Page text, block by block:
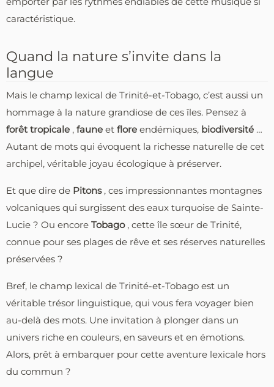
caractéristique.
Quand la nature s’invite dans la
langue
Mais le champ lexical de Trinité-et-Tobago, c’est aussi un
hommage à la nature grandiose de ces îles. Pensez à
forêt tropicale , faune et flore endémiques, biodiversité …
Autant de mots qui évoquent la richesse naturelle de cet
archipel, véritable joyau écologique à préserver.
Et que dire de Pitons , ces impressionnantes montagnes
volcaniques qui surgissent des eaux turquoise de Sainte-
Lucie ? Ou encore Tobago , cette île sœur de Trinité,
connue pour ses plages de rêve et ses réserves naturelles
préservées ?
Bref, le champ lexical de Trinité-et-Tobago est un
véritable trésor linguistique, qui vous fera voyager bien
au-delà des mots. Une invitation à plonger dans un
univers riche en couleurs, en saveurs et en émotions.
Alors, prêt à embarquer pour cette aventure lexicale hors
du commun ?